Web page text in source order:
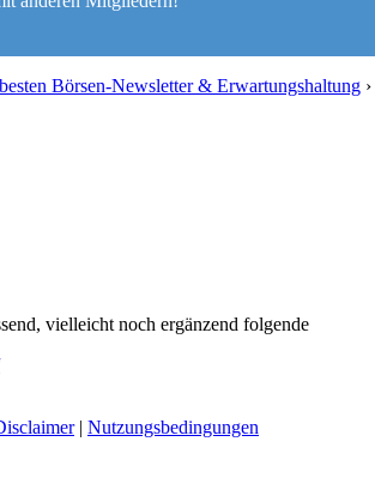
Börsen-Newsletter & Erwartungshaltung ›
vielleicht noch ergänzend folgende
| Nutzungsbedingungen